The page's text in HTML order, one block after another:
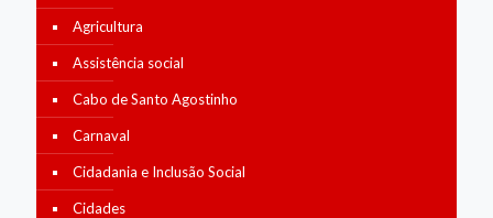
Agricultura
Assistência social
Cabo de Santo Agostinho
Carnaval
Cidadania e Inclusão Social
Cidades